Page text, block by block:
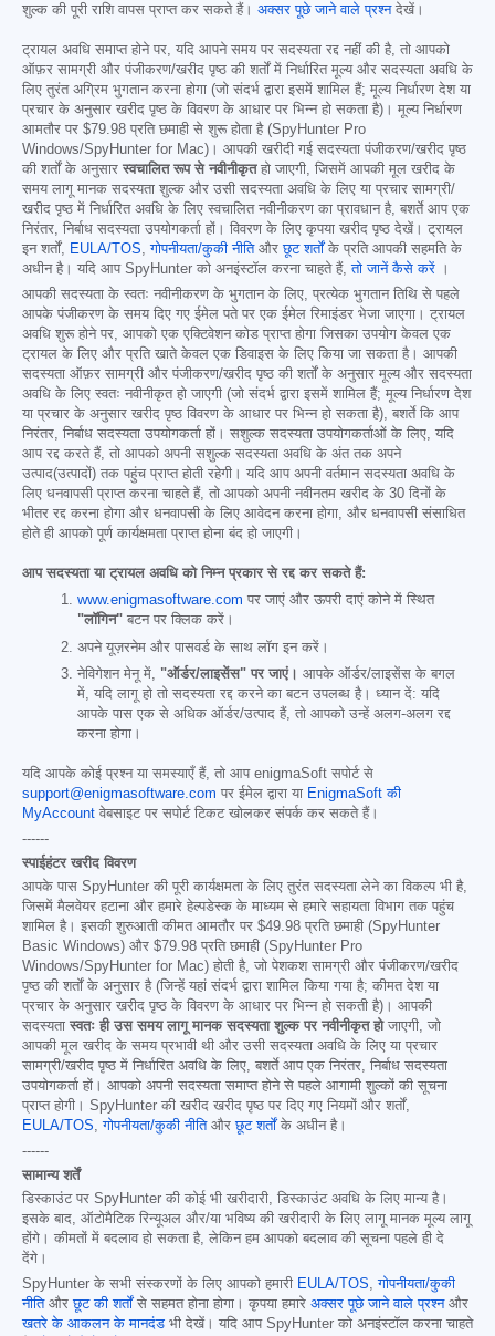
शुल्क की पूरी राशि वापस प्राप्त कर सकते हैं। अक्सर पूछे जाने वाले प्रश्नदेखें।
ट्रायल अवधि समाप्त होने पर, यदि आपने समय पर सदस्यता रद्द नहीं की है, तो आपको
ऑफ़र सामग्री और पंजीकरण/खरीद पृष्ठ की शर्तों में निर्धारित मूल्य और सदस्यता अवधि के
लिए तुरंत अग्रिम भुगतान करना होगा (जो संदर्भ द्वारा इसमें शामिल हैं; मूल्य निर्धारण देश या
प्रचार के अनुसार खरीद पृष्ठ के विवरण के आधार पर भिन्न हो सकता है)। मूल्य निर्धारण
आमतौर पर $79.98 प्रति छमाही से शुरू होता है (SpyHunter Pro
Windows/SpyHunter for Mac)। आपकी खरीदी गई सदस्यता पंजीकरण/खरीद पृष्ठ
की शर्तों के अनुसार स्वचालित रूप से नवीनीकृतहो जाएगी, जिसमें आपकी मूल खरीद के
समय लागू मानक सदस्यता शुल्क और उसी सदस्यता अवधि के लिए या प्रचार सामग्री/
खरीद पृष्ठ में निर्धारित अवधि के लिए स्वचालित नवीनीकरण का प्रावधान है, बशर्ते आप एक
निरंतर, निर्बाध सदस्यता उपयोगकर्ता हों। विवरण के लिए कृपया खरीद पृष्ठ देखें। ट्रायल
इन शर्तों, EULA/TOS,गोपनीयता/कुकी नीतिऔरछूट शर्तोंके प्रति आपकी सहमति के
अधीन है। यदि आप SpyHunter को अनइंस्टॉल करना चाहते हैं,तो जानें कैसे करें ।
आपकी सदस्यता के स्वतः नवीनीकरण के भुगतान के लिए, प्रत्येक भुगतान तिथि से पहले
आपके पंजीकरण के समय दिए गए ईमेल पते पर एक ईमेल रिमाइंडर भेजा जाएगा। ट्रायल
अवधि शुरू होने पर, आपको एक एक्टिवेशन कोड प्राप्त होगा जिसका उपयोग केवल एक
ट्रायल के लिए और प्रति खाते केवल एक डिवाइस के लिए किया जा सकता है। आपकी
सदस्यता ऑफ़र सामग्री और पंजीकरण/खरीद पृष्ठ की शर्तों के अनुसार मूल्य और सदस्यता
अवधि के लिए स्वतः नवीनीकृत हो जाएगी (जो संदर्भ द्वारा इसमें शामिल हैं; मूल्य निर्धारण देश
या प्रचार के अनुसार खरीद पृष्ठ विवरण के आधार पर भिन्न हो सकता है), बशर्ते कि आप
निरंतर, निर्बाध सदस्यता उपयोगकर्ता हों। सशुल्क सदस्यता उपयोगकर्ताओं के लिए, यदि
आप रद्द करते हैं, तो आपको अपनी सशुल्क सदस्यता अवधि के अंत तक अपने
उत्पाद(उत्पादों) तक पहुंच प्राप्त होती रहेगी। यदि आप अपनी वर्तमान सदस्यता अवधि के
लिए धनवापसी प्राप्त करना चाहते हैं, तो आपको अपनी नवीनतम खरीद के 30 दिनों के
भीतर रद्द करना होगा और धनवापसी के लिए आवेदन करना होगा, और धनवापसी संसाधित
होते ही आपको पूर्ण कार्यक्षमता प्राप्त होना बंद हो जाएगी।
आप सदस्यता या ट्रायल अवधि को निम्न प्रकार से रद्द कर सकते हैं:
www.enigmasoftware.com पर जाएं और ऊपरी दाएं कोने में स्थित
"लॉगिन" बटन पर क्लिक करें।
अपने यूज़रनेम और पासवर्ड के साथ लॉग इन करें।
नेविगेशन मेनू में, "ऑर्डर/लाइसेंस" पर जाएं। आपके ऑर्डर/लाइसेंस के बगल
में, यदि लागू हो तो सदस्यता रद्द करने का बटन उपलब्ध है। ध्यान दें: यदि
आपके पास एक से अधिक ऑर्डर/उत्पाद हैं, तो आपको उन्हें अलग-अलग रद्द
करना होगा।
यदि आपके कोई प्रश्न या समस्याएँ हैं, तो आप enigmaSoft सपोर्ट से
support@enigmasoftware.com पर ईमेल द्वारा या EnigmaSoft की
MyAccount वेबसाइट पर सपोर्ट टिकट खोलकर संपर्क कर सकते हैं।
------
स्पाईहंटर खरीद विवरण
आपके पास SpyHunter की पूरी कार्यक्षमता के लिए तुरंत सदस्यता लेने का विकल्प भी है,
जिसमें मैलवेयर हटाना और हमारे हेल्पडेस्क के माध्यम से हमारे सहायता विभाग तक पहुंच
शामिल है। इसकी शुरुआती कीमत आमतौर पर $49.98 प्रति छमाही (SpyHunter
Basic Windows) और $79.98 प्रति छमाही (SpyHunter Pro
Windows/SpyHunter for Mac) होती है, जो पेशकश सामग्री और पंजीकरण/खरीद
पृष्ठ की शर्तों के अनुसार है (जिन्हें यहां संदर्भ द्वारा शामिल किया गया है; कीमत देश या
प्रचार के अनुसार खरीद पृष्ठ के विवरण के आधार पर भिन्न हो सकती है)। आपकी
सदस्यता स्वतः ही उस समय लागू मानक सदस्यता शुल्क पर नवीनीकृत होजाएगी, जो
आपकी मूल खरीद के समय प्रभावी थी और उसी सदस्यता अवधि के लिए या प्रचार
सामग्री/खरीद पृष्ठ में निर्धारित अवधि के लिए, बशर्ते आप एक निरंतर, निर्बाध सदस्यता
उपयोगकर्ता हों। आपको अपनी सदस्यता समाप्त होने से पहले आगामी शुल्कों की सूचना
प्राप्त होगी। SpyHunter की खरीद खरीद पृष्ठ पर दिए गए नियमों और शर्तों,
EULA/TOS ,गोपनीयता/कुकी नीतिऔरछूट शर्तोंके अधीन है।
------
सामान्य शर्तें
डिस्काउंट पर SpyHunter की कोई भी खरीदारी, डिस्काउंट अवधि के लिए मान्य है।
इसके बाद, ऑटोमैटिक रिन्यूअल और/या भविष्य की खरीदारी के लिए लागू मानक मूल्य लागू
होंगे। कीमतों में बदलाव हो सकता है, लेकिन हम आपको बदलाव की सूचना पहले ही दे
देंगे।
SpyHunter के सभी संस्करणों के लिए आपको हमारी EULA/TOS ,गोपनीयता/कुकी
नीतिऔरछूट की शर्तोंसे सहमत होना होगा। कृपया हमारे अक्सर पूछे जाने वाले प्रश्नऔर
खतरे के आकलन के मानदंड भी देखें। यदि आप SpyHunter को अनइंस्टॉल करना चाहते